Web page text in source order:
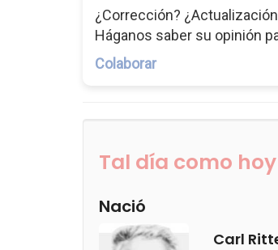
¿Corrección?
Háganos saber su opinión
Colaborar
Tal día como hoy
Nació
Carl